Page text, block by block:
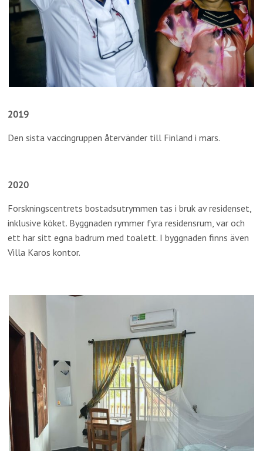
2019
Den sista vaccingruppen återvänder till Finland i mars.
2020
Forskningscentrets bostadsutrymmen tas i bruk av residenset,
inklusive köket. Byggnaden rymmer fyra residensrum, var och
ett har sitt egna badrum med toalett. I byggnaden finns även
Villa Karos kontor.